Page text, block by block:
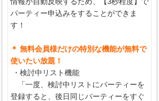
パーティー申込みをすることができま
す！
＊ 無料会員様だけの特別な機能が無料で
使いたい放題！
・検討中リスト機能
「一度、検討中リストにパーティーを
登録すると、後日同じパーティーをすぐ